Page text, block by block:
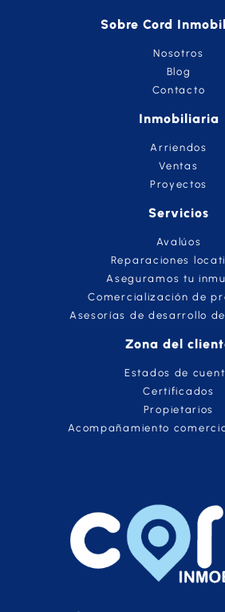
Sobre Cord
Nosotros
Blog
Contacto
Inmobiliaria
Arriendos
Ventas
Proyectos
Servicios
Avalúos
Reparaciones
Aseguramos tu
Comercialización de
Asesorías de desarrollo
Zona del
Estados de
Certificados
Propietarios
Acompañamiento